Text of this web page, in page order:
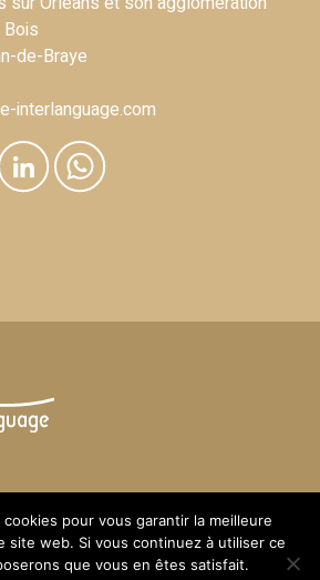
de-Braye
interlanguage.com
pour vous garantir la meilleure
site web. Si vous continuez à utiliser ce
que vous en êtes satisfait.